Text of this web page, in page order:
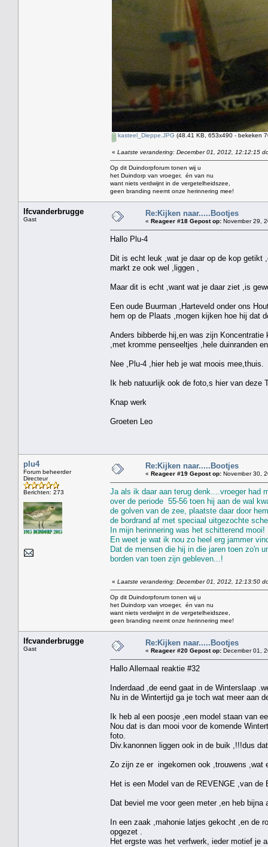
kasteel_Dieppe.JPG (48.41 KB, 653x490 - bekeken
« Laatste verandering: December 01, 2012, 12:12:15
Op dit Duindorpforum tonen wij u
het Duindorp van vroeger, én van nu
want niets verdwijnt in de vergetelheidszee,
geen branding neemt onze herinnering mee!
lfcvanderbrugge
Gast
Re:Kijken naar.....Bootjes
« Reageer #18 Gepost op: November 29,
Hallo Plu-4
Dit is echt leuk ,wat je daar op de kop getikt
markt ze ook wel ,liggen ,
Maar dit is echt ,want wat je daar ziet ,is
Een oude Buurman ,Harteveld onder ons
hem op de Plaats ,mogen kijken hoe hij dat
Anders bibberde hij,en was zijn
,met kromme penseeltjes ,hele duinranden
Nee ,Plu-4 ,hier heb je wat moois mee,thuis.
Ik heb natuurlijk ook de foto,s hier van deze
Knap werk
Groeten Leo
plu4
Forum beheerder
Directeur
Berichten: 273
Re:Kijken naar.....Bootjes
« Reageer #19 Gepost op: November 30,
Ja als ik daar aan terug denk....vroeger had
over de periode 55-56 toen hij aan de wal
de golven van de zee, plaatste daar door
de bordrand af met speciaal uitgezochte
In mijn herinnering was het schitterend mooi!
En weet je wat ik nou zo heel erg jammer
Dat de mensen die hij in die jaren toen zo'n
borden van toen zijn gebleven...!
« Laatste verandering: December 01, 2012, 12:13:50
Op dit Duindorpforum tonen wij u
het Duindorp van vroeger, én van nu
want niets verdwijnt in de vergetelheidszee,
geen branding neemt onze herinnering mee!
lfcvanderbrugge
Gast
Re:Kijken naar.....Bootjes
« Reageer #20 Gepost op: December 01,
Hallo Allemaal reaktie #32
Inderdaad ,de eend gaat in de Winterslaap
Nu in de Wintertijd ga je toch wat meer aan
Ik heb al een poosje ,een model staan van
Nou dat is dan mooi voor de komende
foto.
Div.kanonnen liggen ook in de buik ,!!!dus
Zo zijn ze er ingekomen ook ,trouwens ,wat
Het is een Model van de REVENGE ,van
Dat beviel me voor geen meter ,en heb
In een zaak ,mahonie latjes gekocht ,en de
opgezet .
Het ergste was het verfwerk, ieder motief je